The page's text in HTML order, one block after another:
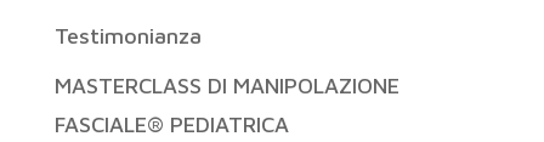
Testimonianza
MASTERCLASS DI MANIPOLAZIONE
FASCIALE® PEDIATRICA